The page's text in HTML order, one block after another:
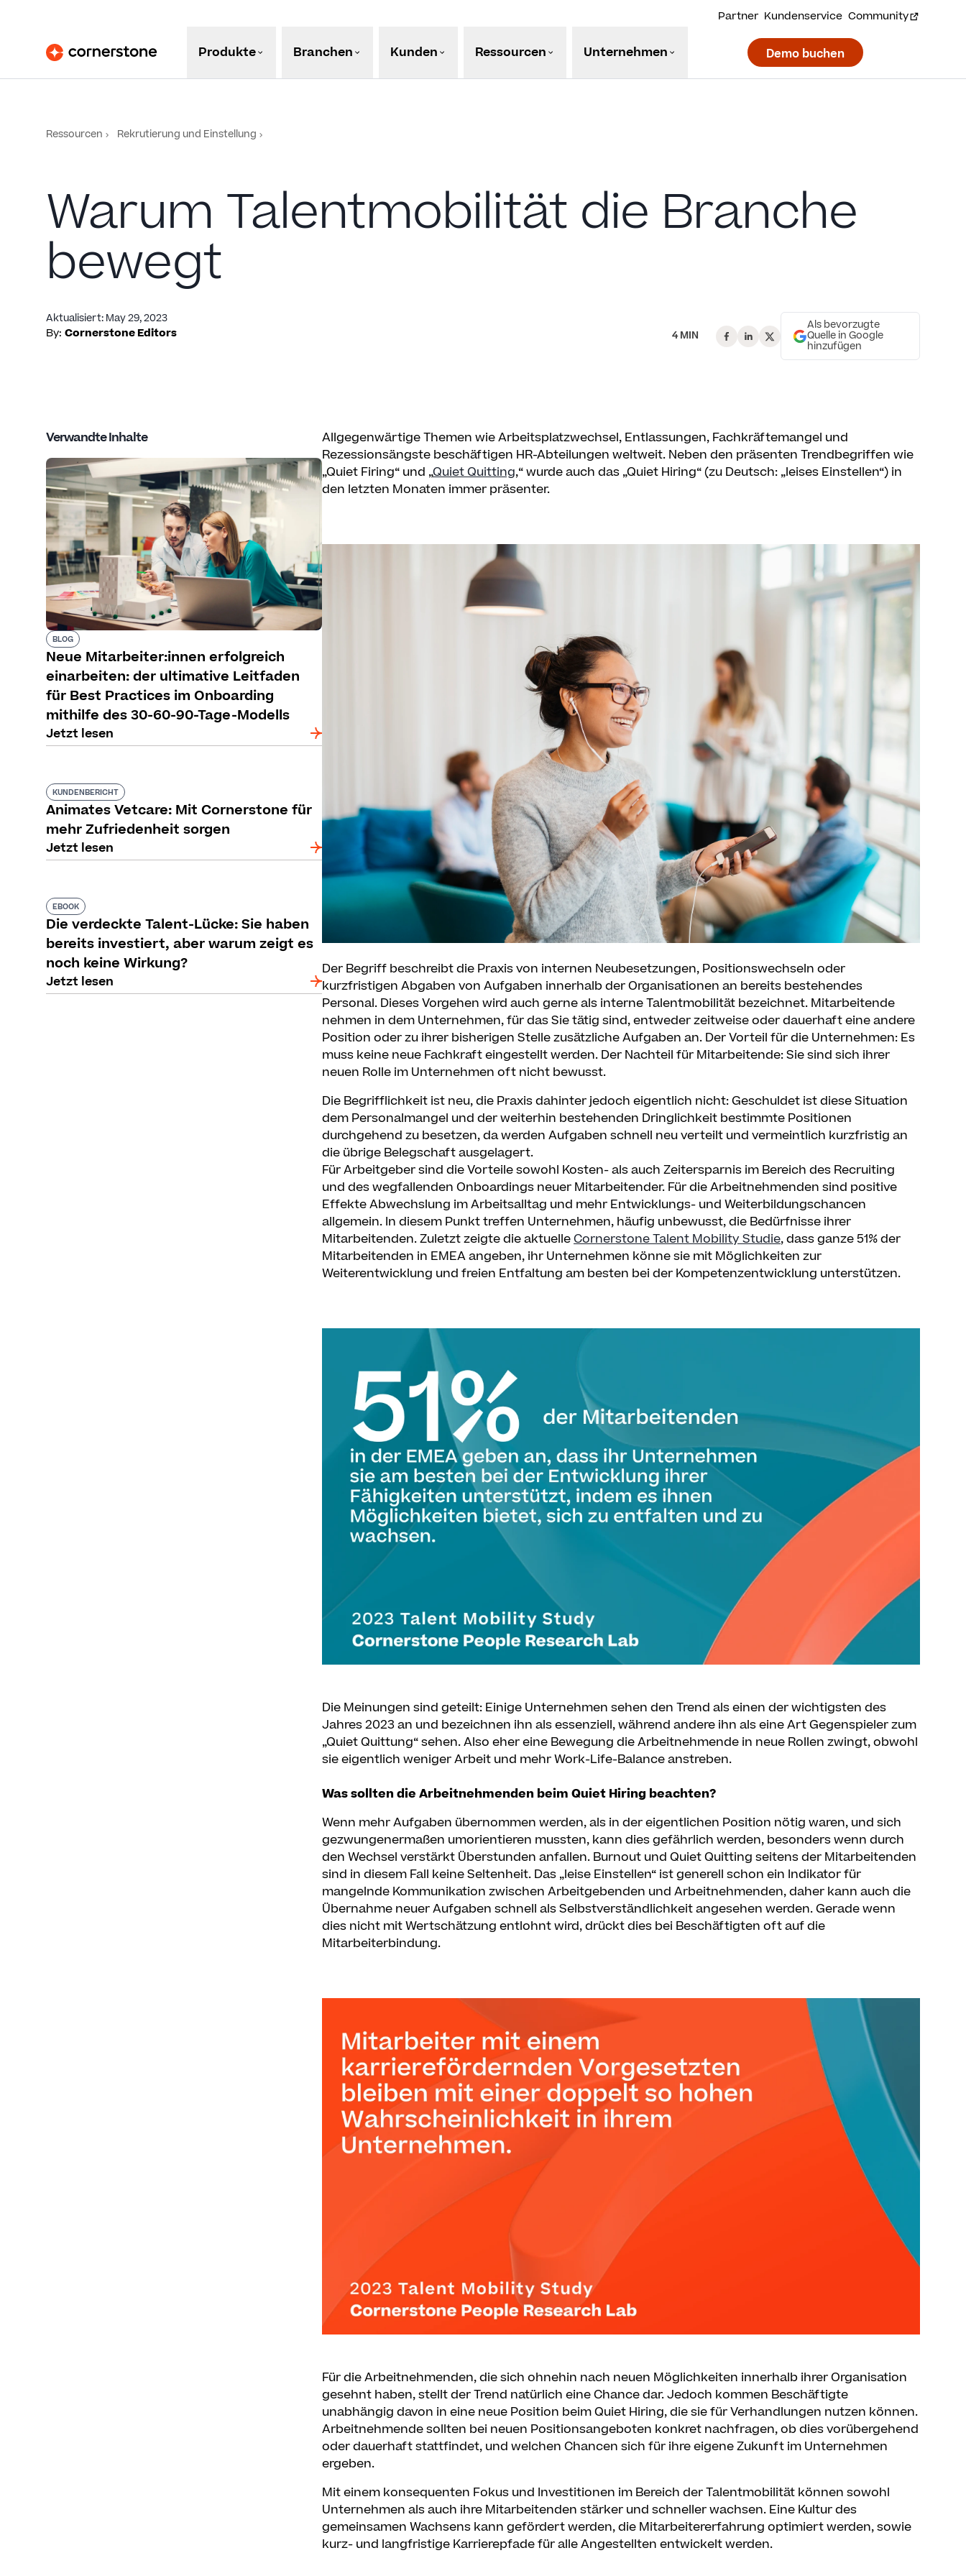
Partner Kundenservice Community
Produkte Branchen Kunden Ressourcen Unternehmen Demo buchen
Ressourcen Rekrutierung und Einstellung
Warum Talentmobilität die Branche
bewegt
Aktualisiert: May 29, 2023
By: Cornerstone Editors 4 MIN
Als bevorzugte
Quelle in Google
hinzufügen
Verwandte Inhalte
BLOG
Neue Mitarbeiter:innen erfolgreich
einarbeiten: der ultimative Leitfaden
für Best Practices im Onboarding
mithilfe des 30-60-90-Tage-Modells
Jetzt lesen
KUNDENBERICHT
Animates Vetcare: Mit Cornerstone für
mehr Zufriedenheit sorgen
Jetzt lesen
EBOOK
Die verdeckte Talent-Lücke: Sie haben
bereits investiert, aber warum zeigt es
noch keine Wirkung?
Jetzt lesen
Allgegenwärtige Themen wie Arbeitsplatzwechsel, Entlassungen, Fachkräftemangel und
Rezessionsängste beschäftigen HR-Abteilungen weltweit. Neben den präsenten Trendbegriffen wie
„Quiet Firing“ und „Quiet Quitting,“ wurde auch das „Quiet Hiring“ (zu Deutsch: „leises Einstellen“) in
den letzten Monaten immer präsenter.
Der Begriff beschreibt die Praxis von internen Neubesetzungen, Positionswechseln oder
kurzfristigen Abgaben von Aufgaben innerhalb der Organisationen an bereits bestehendes
Personal. Dieses Vorgehen wird auch gerne als interne Talentmobilität bezeichnet. Mitarbeitende
nehmen in dem Unternehmen, für das Sie tätig sind, entweder zeitweise oder dauerhaft eine andere
Position oder zu ihrer bisherigen Stelle zusätzliche Aufgaben an. Der Vorteil für die Unternehmen: Es
muss keine neue Fachkraft eingestellt werden. Der Nachteil für Mitarbeitende: Sie sind sich ihrer
neuen Rolle im Unternehmen oft nicht bewusst.
Die Begrifflichkeit ist neu, die Praxis dahinter jedoch eigentlich nicht: Geschuldet ist diese Situation
dem Personalmangel und der weiterhin bestehenden Dringlichkeit bestimmte Positionen
durchgehend zu besetzen, da werden Aufgaben schnell neu verteilt und vermeintlich kurzfristig an
die übrige Belegschaft ausgelagert.
Für Arbeitgeber sind die Vorteile sowohl Kosten- als auch Zeitersparnis im Bereich des Recruiting
und des wegfallenden Onboardings neuer Mitarbeitender. Für die Arbeitnehmenden sind positive
Effekte Abwechslung im Arbeitsalltag und mehr Entwicklungs- und Weiterbildungschancen
allgemein. In diesem Punkt treffen Unternehmen, häufig unbewusst, die Bedürfnisse ihrer
Mitarbeitenden. Zuletzt zeigte die aktuelleCornerstone Talent Mobility Studie, dass ganze 51% der
Mitarbeitenden in EMEA angeben, ihr Unternehmen könne sie mit Möglichkeiten zur
Weiterentwicklung und freien Entfaltung am besten bei der Kompetenzentwicklung unterstützen.
Die Meinungen sind geteilt: Einige Unternehmen sehen den Trend als einen der wichtigsten des
Jahres 2023 an und bezeichnen ihn als essenziell, während andere ihn als eine Art Gegenspieler zum
„Quiet Quittung“ sehen. Also eher eine Bewegung die Arbeitnehmende in neue Rollen zwingt, obwohl
sie eigentlich weniger Arbeit und mehr Work-Life-Balance anstreben.
Was sollten die Arbeitnehmenden beim Quiet Hiring beachten?
Wenn mehr Aufgaben übernommen werden, als in der eigentlichen Position nötig waren, und sich
gezwungenermaßen umorientieren mussten, kann dies gefährlich werden, besonders wenn durch
den Wechsel verstärkt Überstunden anfallen. Burnout und Quiet Quitting seitens der Mitarbeitenden
sind in diesem Fall keine Seltenheit. Das „leise Einstellen“ ist generell schon ein Indikator für
mangelnde Kommunikation zwischen Arbeitgebenden und Arbeitnehmenden, daher kann auch die
Übernahme neuer Aufgaben schnell als Selbstverständlichkeit angesehen werden. Gerade wenn
dies nicht mit Wertschätzung entlohnt wird, drückt dies bei Beschäftigten oft auf die
Mitarbeiterbindung.
Für die Arbeitnehmenden, die sich ohnehin nach neuen Möglichkeiten innerhalb ihrer Organisation
gesehnt haben, stellt der Trend natürlich eine Chance dar. Jedoch kommen Beschäftigte
unabhängig davon in eine neue Position beim Quiet Hiring, die sie für Verhandlungen nutzen können.
Arbeitnehmende sollten bei neuen Positionsangeboten konkret nachfragen, ob dies vorübergehend
oder dauerhaft stattfindet, und welchen Chancen sich für ihre eigene Zukunft im Unternehmen
ergeben.
Mit einem konsequenten Fokus und Investitionen im Bereich der Talentmobilität können sowohl
Unternehmen als auch ihre Mitarbeitenden stärker und schneller wachsen. Eine Kultur des
gemeinsamen Wachsens kann gefördert werden, die Mitarbeitererfahrung optimiert werden, sowie
kurz- und langfristige Karrierepfade für alle Angestellten entwickelt werden.